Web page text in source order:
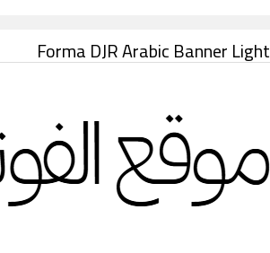
Forma DJR Arabic Banner Light